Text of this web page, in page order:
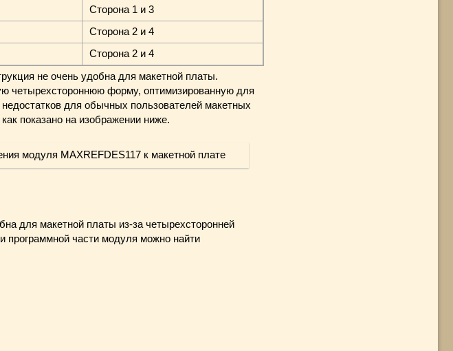
Сторона 1 и 3
Сторона 2 и 4
Сторона 2 и 4
не очень удобна для макетной платы.
четырехстороннюю форму, оптимизированную для
для обычных пользователей макетных
показано на изображении ниже.
для макетной платы из-за четырехсторонней
программной части модуля можно найти